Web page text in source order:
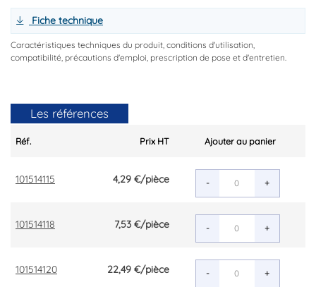
Fiche technique
Caractéristiques techniques du produit, conditions d'utilisation,
compatibilité, précautions d'emploi, prescription de pose et d'entretien.
Les références
Réf. Prix HT Ajouter au panier
101514115 4,29 €/pièce - +
101514118 7,53 €/pièce - +
101514120 22,49 €/pièce - +